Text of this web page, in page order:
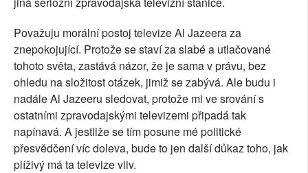
Považuju morální postoj televize Al Jazeera za
znepokojující. Protože se staví za slabé a utlačované
tohoto světa, zastává názor, že je sama v právu, bez
ohledu na složitost otázek, jimiž se zabývá. Ale budu i
nadále Al Jazeeru sledovat, protože mi ve srování s
ostatními zpravodajskými televizemi připadá tak
napínavá. A jestliže se tím posune mé politické
přesvědčení víc doleva, bude to jen další důkaz toho, jak
plíživý má ta televize vliv.